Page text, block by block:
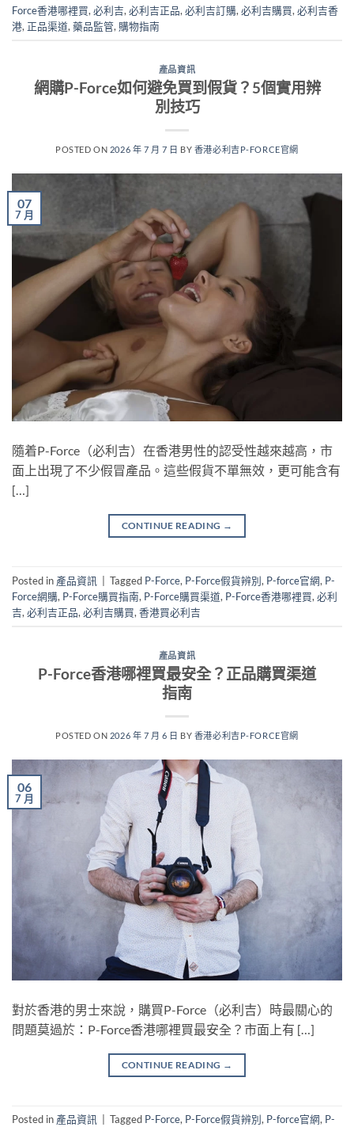
Force香港哪裡買, 必利吉, 必利吉正品, 必利吉訂購, 必利吉購買, 必利吉香
港, 正品渠道, 藥品監管, 購物指南
產品資訊
網購P-Force如何避免買到假貨？5個實用辨
別技巧
POSTED ON 2026 年 7 月 7 日 BY 香港必利吉P-FORCE官網
07
7 月
隨着P-Force（必利吉）在香港男性的認受性越來越高，市
面上出現了不少假冒產品。這些假貨不單無效，更可能含有
[…]
CONTINUE READING →
Posted in 產品資訊 Tagged P-Force, P-Force假貨辨別, P-force官網, P-
Force網購, P-Force購買指南, P-Force購買渠道, P-Force香港哪裡買, 必利
吉, 必利吉正品, 必利吉購買, 香港買必利吉
產品資訊
P-Force香港哪裡買最安全？正品購買渠道
指南
POSTED ON 2026 年 7 月 6 日 BY 香港必利吉P-FORCE官網
06
7 月
對於香港的男士來說，購買P-Force（必利吉）時最關心的
問題莫過於：P-Force香港哪裡買最安全？市面上有 […]
CONTINUE READING →
Posted in 產品資訊 Tagged P-Force, P-Force假貨辨別, P-force官網, P-